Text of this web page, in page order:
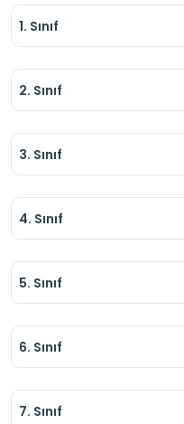
1. Sınıf
2. Sınıf
3. Sınıf
4. Sınıf
5. Sınıf
6. Sınıf
7. Sınıf